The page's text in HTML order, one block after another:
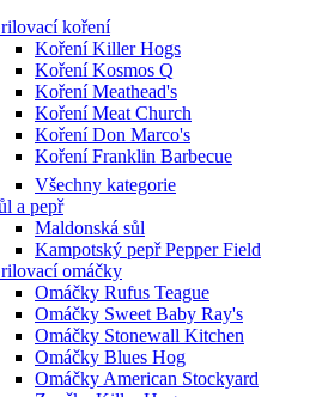
koření
Koření Killer Hogs
Koření Kosmos Q
Koření Meathead's
Koření Meat Church
Koření Don Marco's
Koření Franklin Barbecue
Všechny kategorie
a pepř
Maldonská sůl
Kampotský pepř Pepper Field
omáčky
Omáčky Rufus Teague
Omáčky Sweet Baby Ray's
Omáčky Stonewall Kitchen
Omáčky Blues Hog
Omáčky American Stockyard